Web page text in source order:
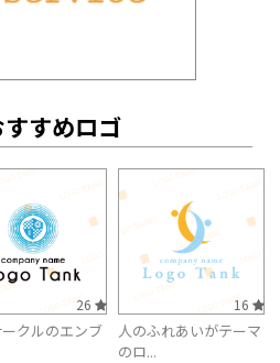
すめロゴ
26
クルのエンブ
16
人のふれあいがテーマ
のロ...